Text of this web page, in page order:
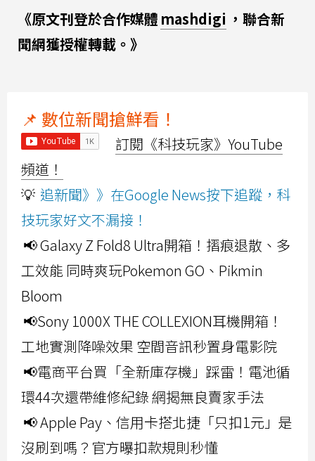
《原文刊登於合作媒體 mashdigi ，聯合新
聞網獲授權轉載。》
📌 數位新聞搶鮮看！
訂閱《科技玩家》YouTube
頻道！
💡 追新聞》》在Google News按下追蹤，科
技玩家好文不漏接！
📢 Galaxy Z Fold8 Ultra開箱！摺痕退散、多
工效能 同時爽玩Pokemon GO、Pikmin
Bloom
📢Sony 1000X THE COLLEXION耳機開箱！
工地實測降噪效果 空間音訊秒置身電影院
📢電商平台買「全新庫存機」踩雷！電池循
環44次還帶維修紀錄 網揭無良賣家手法
📢 Apple Pay、信用卡搭北捷「只扣1元」是
沒刷到嗎？官方曝扣款規則秒懂